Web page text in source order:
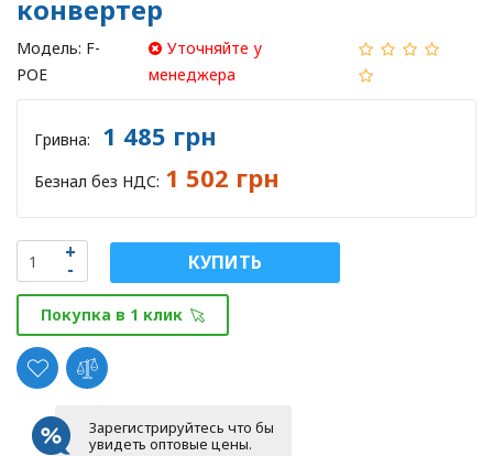
конвертер
Модель: F-
POE
Уточняйте у
менеджера
Гривна: 1 485 грн
Безнал без НДС: 1 502 грн
КУПИТЬ
Покупка в 1 клик
Зарегистрируйтесь что бы
увидеть оптовые цены.